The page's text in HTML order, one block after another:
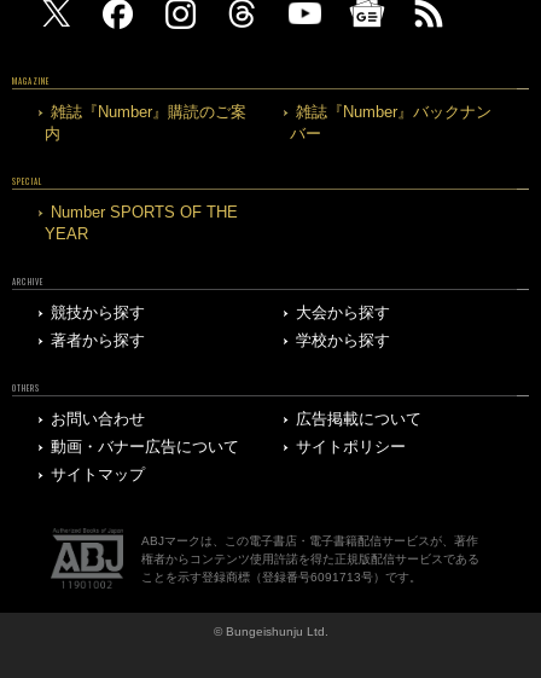
MAGAZINE
雑誌『Number』購読のご案
内
雑誌『Number』バックナン
バー
SPECIAL
Number SPORTS OF THE
YEAR
ARCHIVE
競技から探す
大会から探す
著者から探す
学校から探す
OTHERS
お問い合わせ
広告掲載について
動画・バナー広告について
サイトポリシー
サイトマップ
ABJマークは、この電子書店・電子書籍配信サービスが、著作
権者からコンテンツ使用許諾を得た正規版配信サービスである
ことを示す登録商標（登録番号6091713号）です。
© Bungeishunju Ltd.